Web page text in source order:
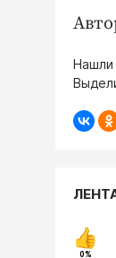
Нашли
0%